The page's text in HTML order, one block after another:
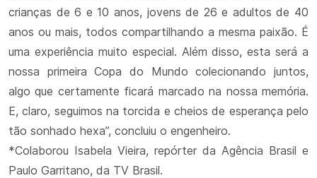
crianças de 6 e 10 anos, jovens de 26 e adultos de 40
anos ou mais, todos compartilhando a mesma paixão. É
uma experiência muito especial. Além disso, esta será a
nossa primeira Copa do Mundo colecionando juntos,
algo que certamente ficará marcado na nossa memória.
E, claro, seguimos na torcida e cheios de esperança pelo
tão sonhado hexa”, concluiu o engenheiro.
*Colaborou Isabela Vieira, repórter da Agência Brasil e
Paulo Garritano, da TV Brasil.